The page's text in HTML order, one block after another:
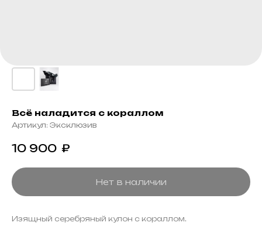
Всё наладится с кораллом
Артикул: Эксклюзив
10 900 ₽
Нет в наличии
Изящный серебряный кулон с кораллом.